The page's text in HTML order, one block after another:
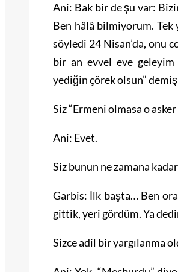
Ani: Bak bir de şu var:
Ben hâlâ bilmiyorum. Tek
söyledi 24 Nisan’da, onu
bir an evvel eve
yediğin çörek olsun”
Siz “Ermeni olmasa o
Ani: Evet.
Siz bunun ne zamana
Garbis: İlk başta… Ben
gittik, yeri gördüm. Ya
Sizce adil bir yargılanma